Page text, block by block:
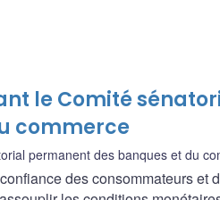
le Comité
commerce
permanent des banques et du
des consommateurs et